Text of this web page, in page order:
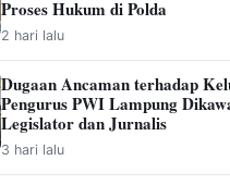
Proses Hukum di Polda
2 hari lalu
Dugaan Ancaman terhadap
Pengurus PWI Lampung
Legislator dan Jurnalis
3 hari lalu